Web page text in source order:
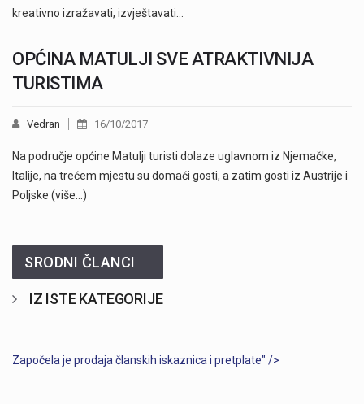
kreativno izražavati, izvještavati…
OPĆINA MATULJI SVE ATRAKTIVNIJA
TURISTIMA
Vedran 16/10/2017
Na područje općine Matulji turisti dolaze uglavnom iz Njemačke,
Italije, na trećem mjestu su domaći gosti, a zatim gosti iz Austrije i
Poljske (više…)
SRODNI ČLANCI
IZ ISTE KATEGORIJE
Započela je prodaja članskih iskaznica i pretplate" />